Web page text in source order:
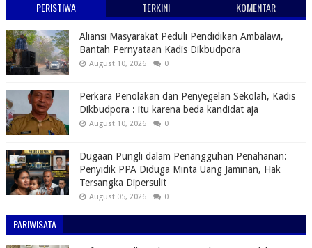
PERISTIWA TERKINI KOMENTAR
Aliansi Masyarakat Peduli Pendidikan Ambalawi,
Bantah Pernyataan Kadis Dikbudpora
August 10, 2026 0
Perkara Penolakan dan Penyegelan Sekolah, Kadis
Dikbudpora : itu karena beda kandidat aja
August 10, 2026 0
Dugaan Pungli dalam Penangguhan Penahanan:
Penyidik PPA Diduga Minta Uang Jaminan, Hak
Tersangka Dipersulit
August 05, 2026 0
PARIWISATA